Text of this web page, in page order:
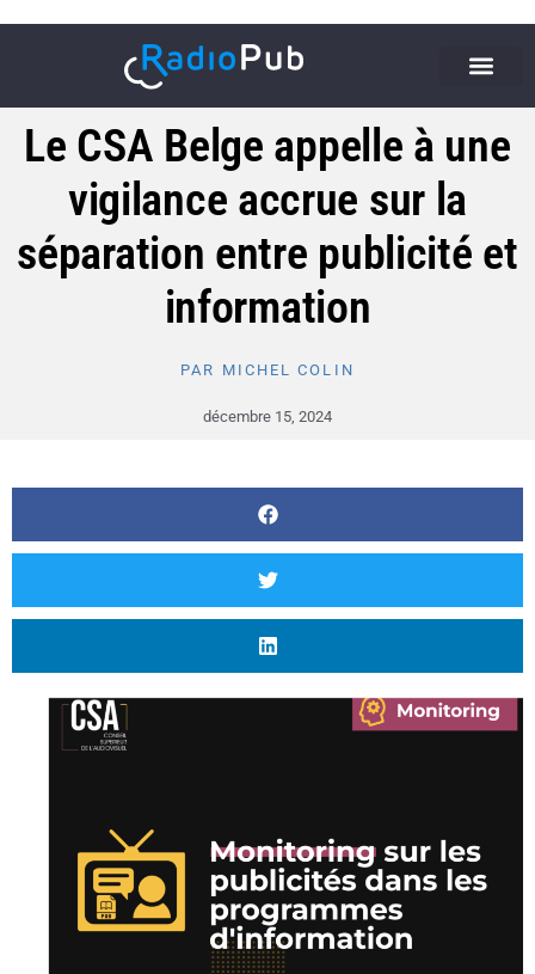
Le CSA Belge appelle à une
vigilance accrue sur la
séparation entre publicité et
information
PAR MICHEL COLIN
décembre 15, 2024